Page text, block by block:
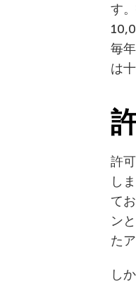
す
毎
は
許
し
て
ン
た
し